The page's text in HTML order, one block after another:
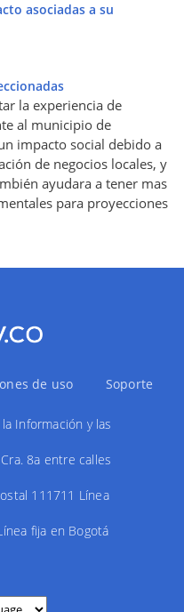
asociadas a su
la experiencia de
al municipio de
impacto social debido a
de negocios locales, y
ayudara a tener mas
para proyecciones
de uso Soporte
Información y las
8a entre calles
111711 Línea
fija en Bogotá